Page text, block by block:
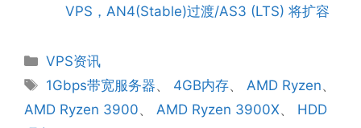
VPS，AN4(Stable)过渡/AS3 (LTS) 将扩容
分
类
VPS资讯
标
签
1Gbps带宽服务器、 4GB内存、AMD Ryzen、
AMD Ryzen 3900、 AMD Ryzen 3900X、 HDD